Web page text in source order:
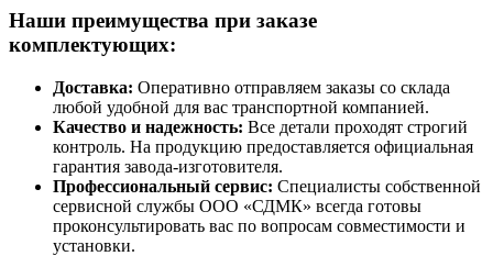
Наши преимущества при заказе
комплектующих:
Доставка: Оперативно отправляем заказы со склада
любой удобной для вас транспортной компанией.
Качество и надежность: Все детали проходят строгий
контроль. На продукцию предоставляется официальная
гарантия завода-изготовителя.
Профессиональный сервис: Специалисты собственной
сервисной службы ООО «СДМК» всегда готовы
проконсультировать вас по вопросам совместимости и
установки.